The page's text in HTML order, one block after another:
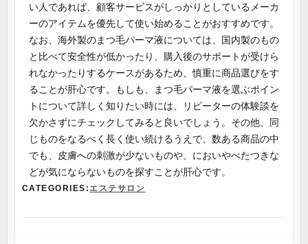
い人であれば、顧客サービスがしっかりとしているメーカ
ーのアイテムを優先して使い始めることがおすすめです。
なお、海外製のまつ毛パーマ液については、国内製のもの
と比べて安全性が低かったり、購入後のサポートが受けら
れなかったりするケースがあるため、慎重に商品選びをす
ることが肝心です。もしも、まつ毛パーマ液を選ぶポイン
トについて詳しく知りたい時には、リピーターの体験談を
欠かさずにチェックしてみると良いでしょう。その他、同
じものをなるべく長く使い続けるうえで、数ある商品の中
でも、皮膚への刺激が少ないものや、においやべたつきな
どが気にならないものを探すことが肝心です。
CATEGORIES: エステサロン